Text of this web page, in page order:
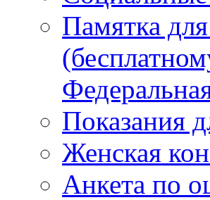
Памятка
Показания
Женская
Анкета по